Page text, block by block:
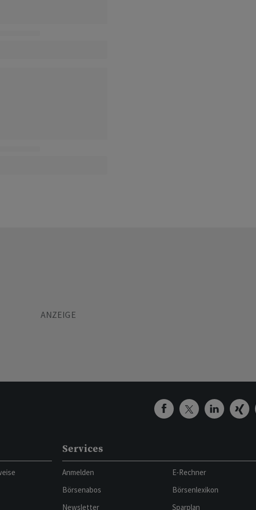
Services
Anmelden
Börsenabos
Newsletter
E-Rechner
Börsenlexikon
Sparplan